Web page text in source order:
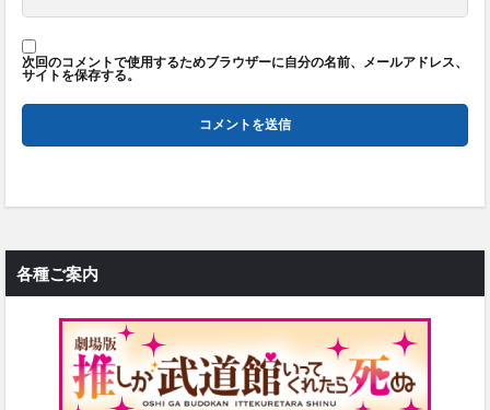
次回のコメントで使用するためブラウザーに自分の名前、メールアドレス、
サイトを保存する。
各種ご案内